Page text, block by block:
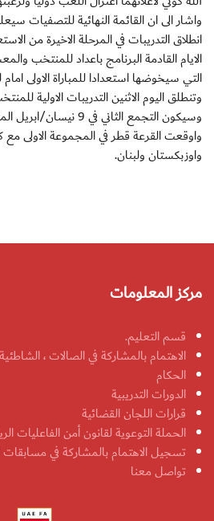
واشار الى ان القائمة النهائية للتصفيات
انطلاق التدريبات في المرحلة الاخيرة من
الايام القادمة البرنامج باعداد للمنتخب
التي سيخوضها استعدادا للمباراة الاولى امام لبنان قي 3
وسيكون التجمع الثاني في 9 نيسان/ابريل المقبل.
واوقعت القرعة قطر في المجموعة الاولى مع
واوزبكستان ولبنان.
مركز المعلومات
قسم التعليم.
الاهتمام بالمشاركة في الصالات ،
الحكام
الدورات التدريبية
قرارات اللجان القضائية
الحملة التوعوية لقانون أمن الفاعليات
تسجيل الاهتمام بالمشاركة في مسابقات
تواصل معنا